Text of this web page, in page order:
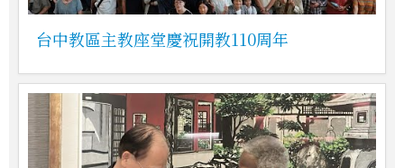
台中教區主教座堂慶祝開教110周年